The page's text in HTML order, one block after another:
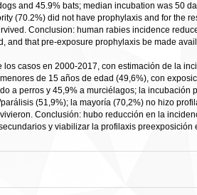
and 45.9% bats; median incubation was 50
(70.2%) did not have prophylaxis and for the
Conclusion: human rabies incidence
that pre-exposure prophylaxis be made
casos en 2000-2017, con estimación de la
de 15 años de edad (49,6%), con
a perros y 45,9% a murciélagos; la incubación
(51,9%); la mayoría (70,2%) no hizo
Conclusión: hubo reducción en la
y viabilizar la profilaxis